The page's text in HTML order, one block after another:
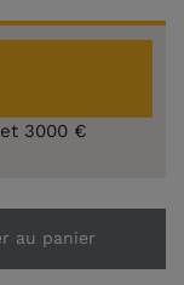
3000 €
au panier